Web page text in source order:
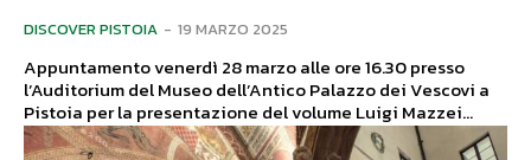
DISCOVER PISTOIA - 19 MARZO 2025
Appuntamento venerdì 28 marzo alle ore 16.30 presso
l’Auditorium del Museo dell’Antico Palazzo dei Vescovi a
Pistoia per la presentazione del volume Luigi Mazzei...